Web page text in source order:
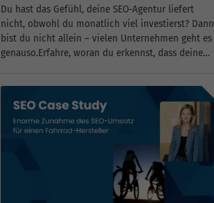
Du hast das Gefühl, deine SEO-Agentur liefert
nicht, obwohl du monatlich viel investierst? Dann
bist du nicht allein – vielen Unternehmen geht es
genauso.Erfahre, woran du erkennst, dass deine